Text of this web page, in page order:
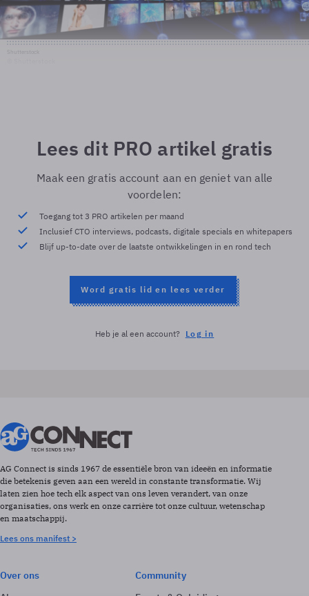
Lees dit PRO artikel gratis
Maak een gratis account aan en geniet van alle
voordelen:
Toegang tot 3 PRO artikelen per maand
Inclusief CTO interviews, podcasts, digitale specials en whitepapers
Blijf up-to-date over de laatste ontwikkelingen in en rond tech
Word gratis lid en lees verder
Heb je al een account? Log in
AG Connect is sinds 1967 de essentiële bron van ideeën en informatie
die betekenis geven aan een wereld in constante transformatie. Wij
laten zien hoe tech elk aspect van ons leven verandert, van onze
organisaties, ons werk en onze carrière tot onze cultuur, wetenschap
en maatschappij.
Lees ons manifest >
Over ons
Community